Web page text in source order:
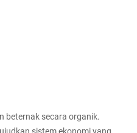
beternak secara organik.